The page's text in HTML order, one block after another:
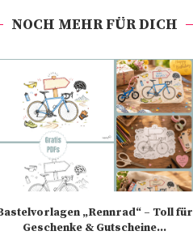
NOCH MEHR FÜR DICH
„Rennrad“ – Toll für
Geschenke & Gutscheine...